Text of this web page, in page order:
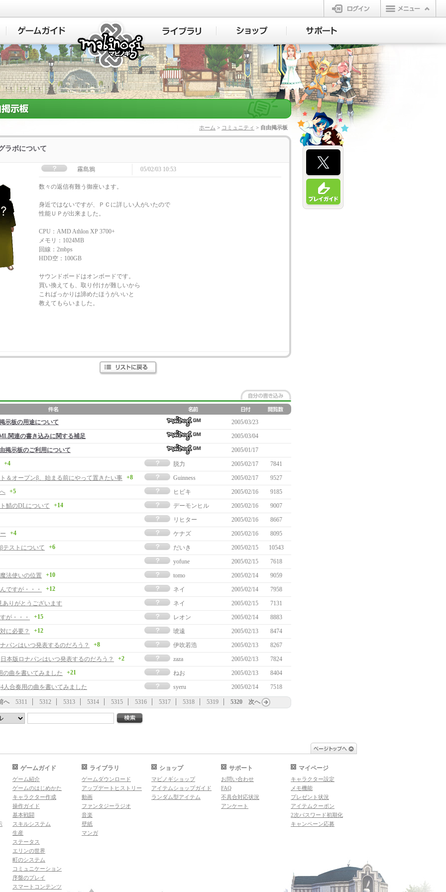
ログイン
マビノギ
ホーム > コミュニティ > 自由掲示板
ラボについて
霧島鴉 05/02/03 10:53
数々の返信有難う御座います。
身近ではないですが、ＰＣに詳しい人がいたので
性能ＵＰが出来ました。
CPU：AMD Athlon XP 3700+
メモリ：1024MB
回線：2mbps
HDD空：100GB
サウンドボードはオンボードです。
買い換えても、取り付けが難しいから
こればっかりは諦めたほうがいいと
教えてもらいました。
示板の用途について
2005/03/23
関連の書き込みに関する補足
2005/03/04
掲示板のご利用について
2005/01/17
+4
脱力 2005/02/17
7841
＆オープンβ、始まる前にやって置きたい事 +8 Guinness 2005/02/17
9527
+5 ヒビキ 2005/02/16
9185
鯖のDLについて
+14 デーモンヒル 2005/02/16
9007
リヒター
2005/02/16
8667
+4 ケナズ 2005/02/16
8095
テストについて
+6 だいき 2005/02/15
10543
yofune
2005/02/15
7618
法使いの位置
+10 tomo 2005/02/14
9059
ですが・・・
+12 ネイ 2005/02/14
7958
ありがとうございます
ネイ 2005/02/15
7131
が・・・
+15 レオン 2005/02/14
8883
に必要？
+12 琥遠 2005/02/13
8474
パンはいつ発表するのだろう？
+8 伊吹若浩 2005/02/13
8267
本版ロナパンはいつ発表するのだろう？
+2 zaza 2005/02/13
7824
の曲を書いてみました
+21 ねお 2005/02/13
8404
人合奏用の曲を書いてみました
syeru 2005/02/14 7518
へ 5311 5312 5313 5314 5315 5316 5317 5318 5319 5320 次へ
ゲームガイド
ゲーム紹介
ゲームのはじめかた
キャラクター作成
操作ガイド
基本戦闘
スキルシステム
生産
ステータス
エリンの世界
町のシステム
コミュニケーション
序盤のプレイ
スマートコンテンツ
ライブラリ
ゲームダウンロード
アップデートヒストリー
動画
ファンタジーラジオ
音楽
壁紙
マンガ
ショップ
マビノギショップ
アイテムショップガイド
ランダム型アイテム
サポート
お問い合わせ
FAQ
不具合対応状況
アンケート
マイページ
キャラクター設定
メモ機能
プレゼント状況
アイテムクーポン
2次パスワード初期化
キャンペーン応募